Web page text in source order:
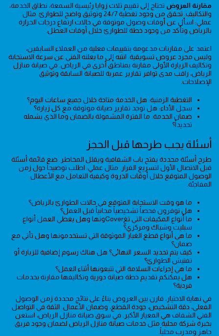
مقارنة العروض تحتاج إلى تقييم ثلاث زوايا رئيسية السمعة، نطاق الخدمة،
والتكاليف. تحقق من وجود تغطية 24/7 وتوثيق واضح للطوارئ. مثال
عملي: اسأل عن أوقات وصول موثوقة في حالات ارتفاع درجات الحرارة
بالرياض وتأكد من وجود خطة للطوارئ خلال أوقات العطل.
اعتمد على مقارنات مدعومة بتقييمات فعلية من العملاء السابقين،
وليس مجرد عروض تسويقية. انتبه إلى ما يعلنه الفني عن سرعة الاستجابة
وتكاليف الزيارة الأولى مقارنة بمناطق أخرى في الرياض. في صيانة منازل
الرياض، راقب مدى توافر تقارير عمرية للصيانة السابقة وتوثيق
الإصلاحات.
التغطية الزمنية: هل الخدمة متاحة خلال جميع ساعات اليوم؟
سجل الأداء: هل توجد تقارير صيانة موثوقة مع كل زيارة؟
ضمان الخدمة: ما الفترة المشمولة بالضمان وما الذي يشمله
تحديداً؟
أسئلة يجب طرحها قبل الحجز
طرح أسئلة محددة يفتح باب الشفافية ويقلل المخاطر. ضع قائمة أسئلة
قبل الاتصال الأول لتسريع القرار. مثال عملي: اطلب توضيحاً حول زمن
الوصول المتوقع خلال أوقات الذروة وكيفية التعامل مع الأعطال
المفاجئة.
ما هو وقت الاستجابة المتوقع في حالات الطوارئ بالرياض؟
هل توفرون فحصاً تشخيصياً مجانياً قبل العمل؟
ما أنواع المكيفات التي تغCoverونها وهل يغطي العمل أنواع
سبليت وشباك ومركزي؟
ما هي أنواع قطع الغيار الموثوقة التي تستخدمونها وهل تأتي مع
ضمان؟
كيف يتم تحديد السعر النهائي؟ هل هناك رسوم إضافية للزيارة أو
تفتيش الطوارئ؟
ما هي إجراءات السلامة التي تتبعونها أثناء العمل؟
هل يمكنكم تقديم خطة صيانة دورية وتكاليفها مقارنة بخدمات
فردية؟
في نهاية الاختيار، قارن بين العروض بناءً على نتائج محددة زمن الوصول
الفعلي، دقة التشخيص، جودة القطع، وضمان الأعمال. الثقة في التواصل
الفني الشفاف هي المعيار الأكبر. في سوق صيانة منازل الرياض، استعن
بخبرة شركة محلية مثل خدمات صيانة منازل الرياض لضمان وجود فريق
جاهز ومدرب محلياً.